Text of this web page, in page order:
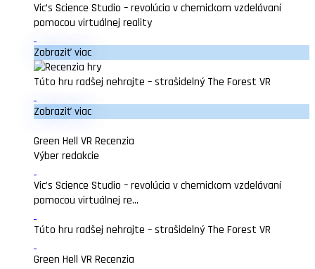
Vic’s Science Studio – revolúcia v chemickom vzdelávaní
pomocou virtuálnej reality
Zobraziť viac
Túto hru radšej nehrajte – strašidelný The Forest VR
Zobraziť viac
Green Hell VR Recenzia
Výber redakcie
Vic’s Science Studio – revolúcia v chemickom vzdelávaní
pomocou virtuálnej re...
Túto hru radšej nehrajte – strašidelný The Forest VR
Green Hell VR Recenzia